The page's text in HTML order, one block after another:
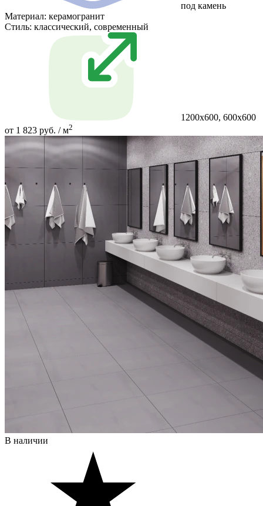
под камень
Материал: керамогранит
Стиль: классический, современный
1200х600, 600х600
от 1 823 руб. / м2
В наличии